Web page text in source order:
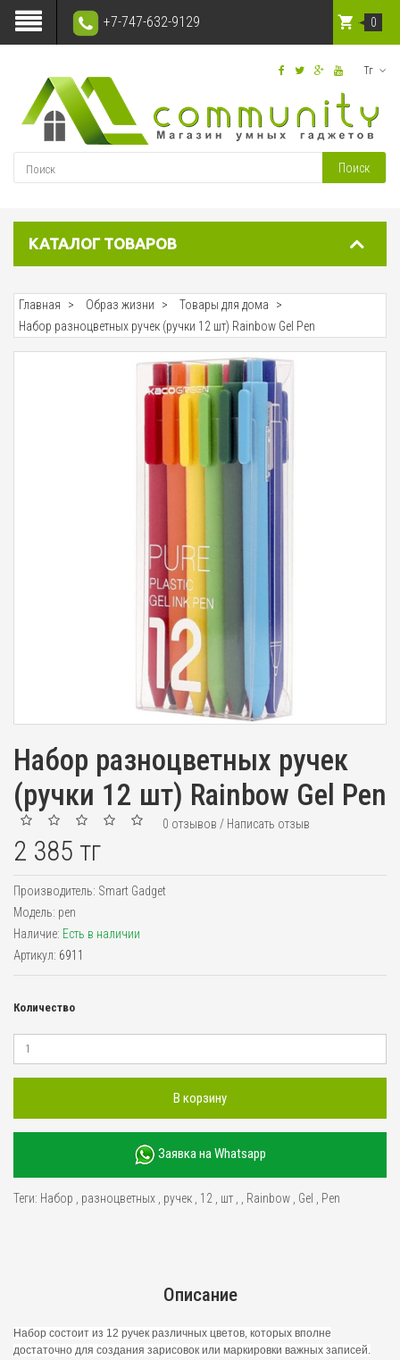
+7-747-632-9129
Тг
Поиск
0
КАТАЛОГ ТОВАРОВ
Главная Образ жизни
Товары для дома
Набор разноцветных ручек (ручки 12 шт) Rainbow Gel Pen
Набор разноцветных ручек
(ручки 12 шт) Rainbow Gel Pen
0 отзывов / Написать отзыв
2 385 тг
Производитель: Smart Gadget
Модель: pen
Наличие: Есть в наличии
Артикул: 6911
Количество
В корзину
Заявка на Whatsapp
Теги: Набор разноцветных ручек 12 шт Rainbow Gel Pen
Описание
Набор состоит из 12 ручек различных цветов, которых вполне
достаточно для создания зарисовок или маркировки важных записей.